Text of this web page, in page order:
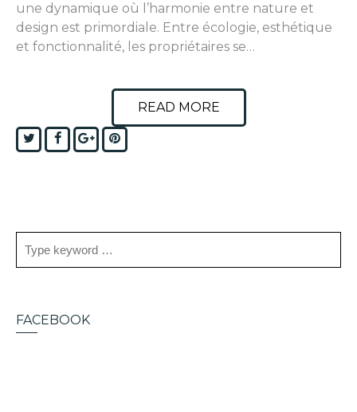
une dynamique où l’harmonie entre nature et
design est primordiale. Entre écologie, esthétique
et fonctionnalité, les propriétaires se…
READ MORE
TwitterFacebook
Google+Pinterest
FACEBOOK